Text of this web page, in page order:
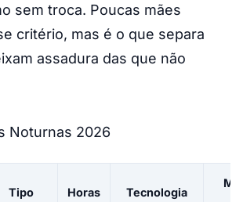
sem troca. Poucas mães
critério, mas é o que separa
assadura das que não
Noturnas 2026
Tipo Horas Tecnologia